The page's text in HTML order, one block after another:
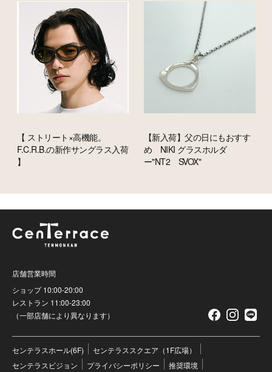
【 ストリート×高機能。
F.C.R.B.の新作サングラス入荷
】
【新入荷】父の日にもおすす
め NIKI グラスホルダ
ー"NT2 SVOX"
店舗営業時間
ショップ 10:00-20:00
レストラン 11:00-23:00
（一部店舗により異なります）
センテラスホール(6F)
センテラススクエア（1F広場）
センテラスビジョン
プライバシーポリシー 推奨環境